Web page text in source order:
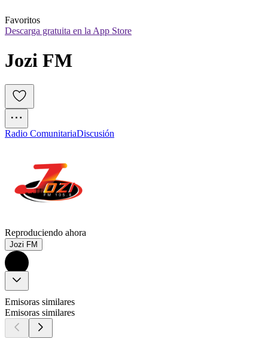
Favoritos
Descarga gratuita en la App Store
Jozi FM
Radio ComunitariaDiscusión
Reproduciendo ahora
Jozi FM
Emisoras similares
Emisoras similares